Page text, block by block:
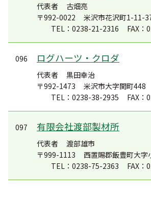
代表者
古畑亮
〒992-0022
米沢市花沢町1-11-
TEL：0238-21-2316
FAX：
096 ログハーツ・クロダ
代表者
黒田幸治
〒992-1473
米沢市大字関町448
TEL：0238-38-2935
FAX：
097 有限会社渡部製材所
代表者
渡部雄市
〒999-1113
西置賜郡飯豊町大
TEL：0238-75-2363
FAX：